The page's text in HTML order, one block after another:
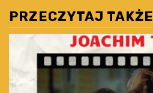
PRZECZYTAJ TAKŻE